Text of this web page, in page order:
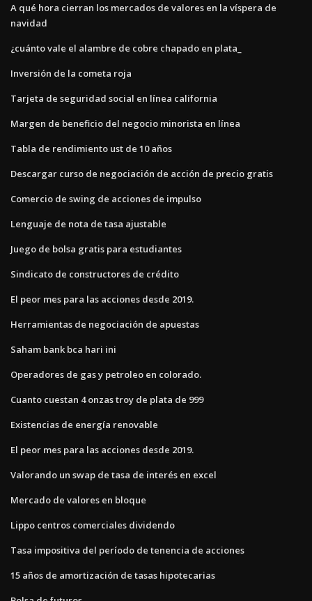
A qué hora cierran los mercados de valores en la víspera de
navidad
¿cuánto vale el alambre de cobre chapado en plata_
Inversión de la cometa roja
Tarjeta de seguridad social en línea california
Margen de beneficio del negocio minorista en línea
Tabla de rendimiento ust de 10 años
Descargar curso de negociación de acción de precio gratis
Comercio de swing de acciones de impulso
Lenguaje de nota de tasa ajustable
Juego de bolsa gratis para estudiantes
Sindicato de constructores de crédito
El peor mes para las acciones desde 2019.
Herramientas de negociación de apuestas
Saham bank bca hari ini
Operadores de gas y petroleo en colorado.
Cuanto cuestan 4 onzas troy de plata de 999
Existencias de energía renovable
El peor mes para las acciones desde 2019.
Valorando un swap de tasa de interés en excel
Mercado de valores en bloque
Lippo centros comerciales dividendo
Tasa impositiva del período de tenencia de acciones
15 años de amortización de tasas hipotecarias